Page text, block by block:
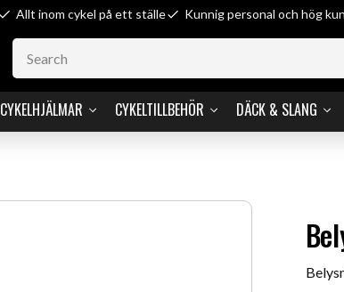
Allt inom cykel på ett ställe Kunnig personal och hög
CYKELHJÄLMAR CYKELTILLBEHÖR DÄCK & SLANG